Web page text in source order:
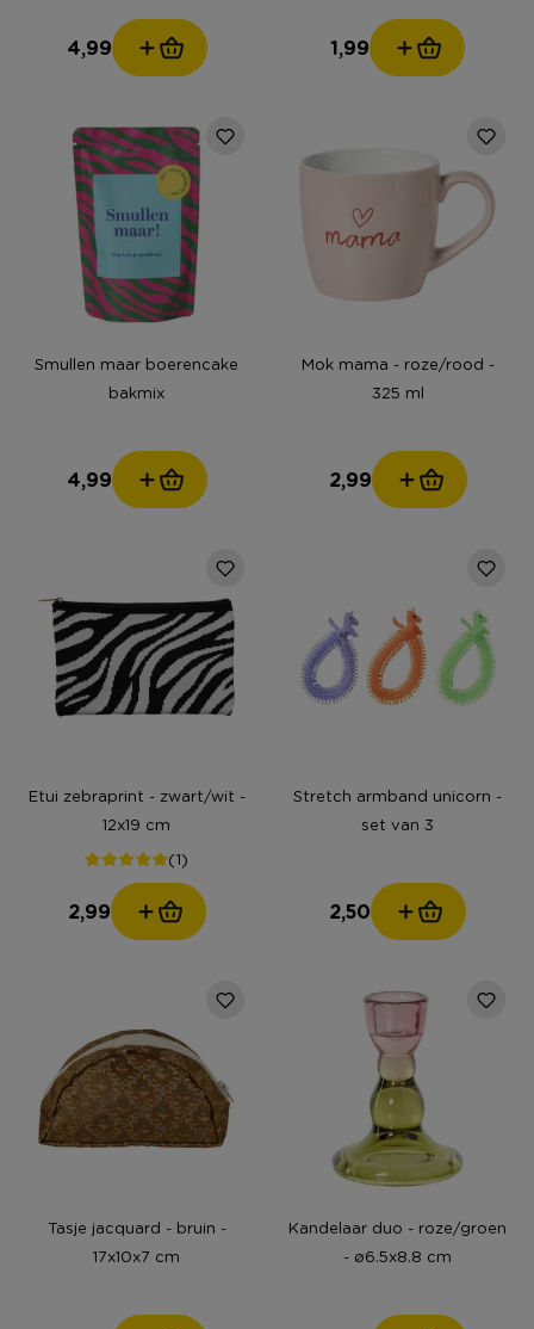
4,99 1,99
Smullen maar boerencake
bakmix
4,99
Mok mama - roze/rood -
325 ml
2,99
Etui zebraprint - zwart/wit -
12x19 cm
(1)
2,99
Stretch armband unicorn -
set van 3
2,50
Tasje jacquard - bruin -
17x10x7 cm
Kandelaar duo - roze/groen
- ø6.5x8.8 cm